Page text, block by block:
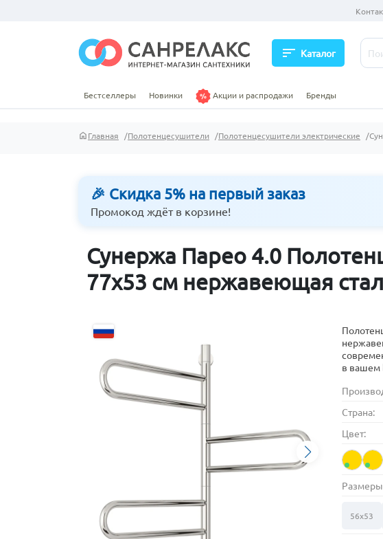
sort Каталог
Бестселлеры Новинки Акции и распродажи Бренды
Главная Полотенцесушители Полотенцесушители электрические
🎉 Скидка 5% на первый заказ
Промокод ждёт в корзине!
Сунержа Парео 4.0
77х53 см нержавеющая
в вашем
Страна:
Цвет:
56х53